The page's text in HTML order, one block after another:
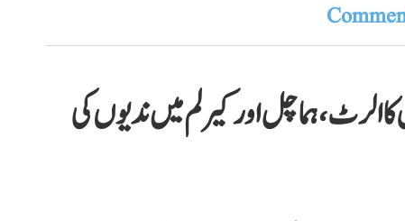
الرٹ، ہماچل اور کیرلم میں ندیوں کی